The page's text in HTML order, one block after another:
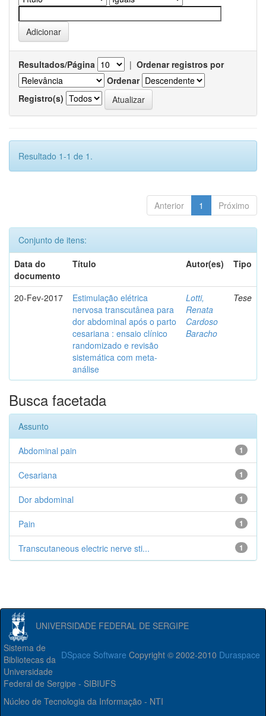
Resultados/Página | Ordenar registros por
Ordenar
Registro(s)
Resultado 1-1 de 1.
Anterior 1 Próximo
Conjunto de itens:
Data do
documento
Título Autor(es) Tipo
20-Fev-2017
Estimulação elétrica
nervosa transcutânea para
dor abdominal após o parto
cesariana : ensaio clínico
randomizado e revisão
sistemática com meta-
análise
Lotti,
Renata
Cardoso
Baracho
Tese
Busca facetada
Assunto
1
Abdominal pain
1
Cesariana
1
Dor abdominal
1
Pain
1
Transcutaneous electric nerve sti...
UNIVERSIDADE FEDERAL DE SERGIPE
DSpace Software Copyright © 2002-2010 Duraspace
Sistema de
Bibliotecas da
Universidade
Federal de Sergipe - SIBIUFS
Núcleo de Tecnologia da Informação - NTI